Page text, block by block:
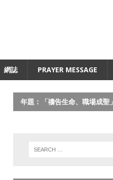
網誌 PRAYER MESSAGE
年題：「禱告生命、職場成聖」